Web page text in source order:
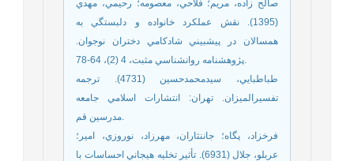
صالح زاده، مريم؛ فلاحي، معصومه؛ رحيمي، مهدي
(1395). نقش عملکرد خانواده و دلبستگي به
همسالان در پيشبيني شادکامي دختران نوجوان.
پژوهشنامه روانشناسي مثبت، 4 (2)، 64-78.
طباطبايي، سيدمحمدحسين (4731). ترجمه
تفسيرالميزان. تهران: انتشارات اسلامي جامعه
مدرسين قم.
فرخزاد، پگاه؛ جاننثاران، مهرزاد، نوروزي، امير؛
عربلو، جلال (6931). تأثير تخليه هيجاني احساسات با